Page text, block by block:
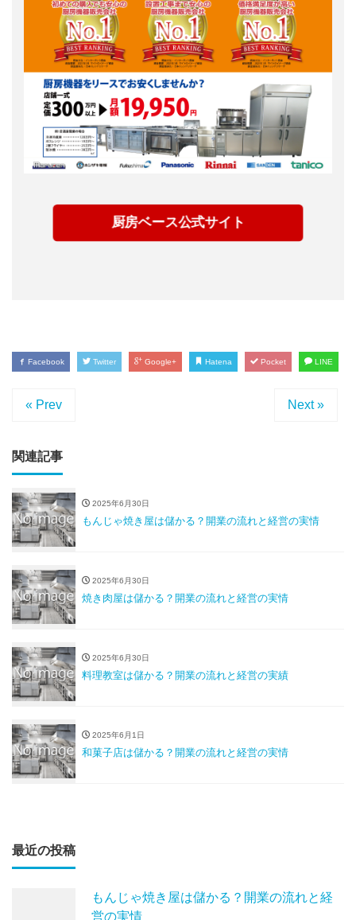
厨房ベース公式サイト
Facebook Twitter Google+ Hatena Pocket LINE
« Prev Next »
関連記事
2025年6月30日
もんじゃ焼き屋は儲かる？開業の流れと経営の実情
2025年6月30日
焼き肉屋は儲かる？開業の流れと経営の実情
2025年6月30日
料理教室は儲かる？開業の流れと経営の実績
2025年6月1日
和菓子店は儲かる？開業の流れと経営の実情
最近の投稿
もんじゃ焼き屋は儲かる？開業の流れと経
営の実情